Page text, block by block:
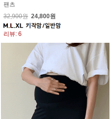
팬츠
32,900원 24,800원
리뷰: 6